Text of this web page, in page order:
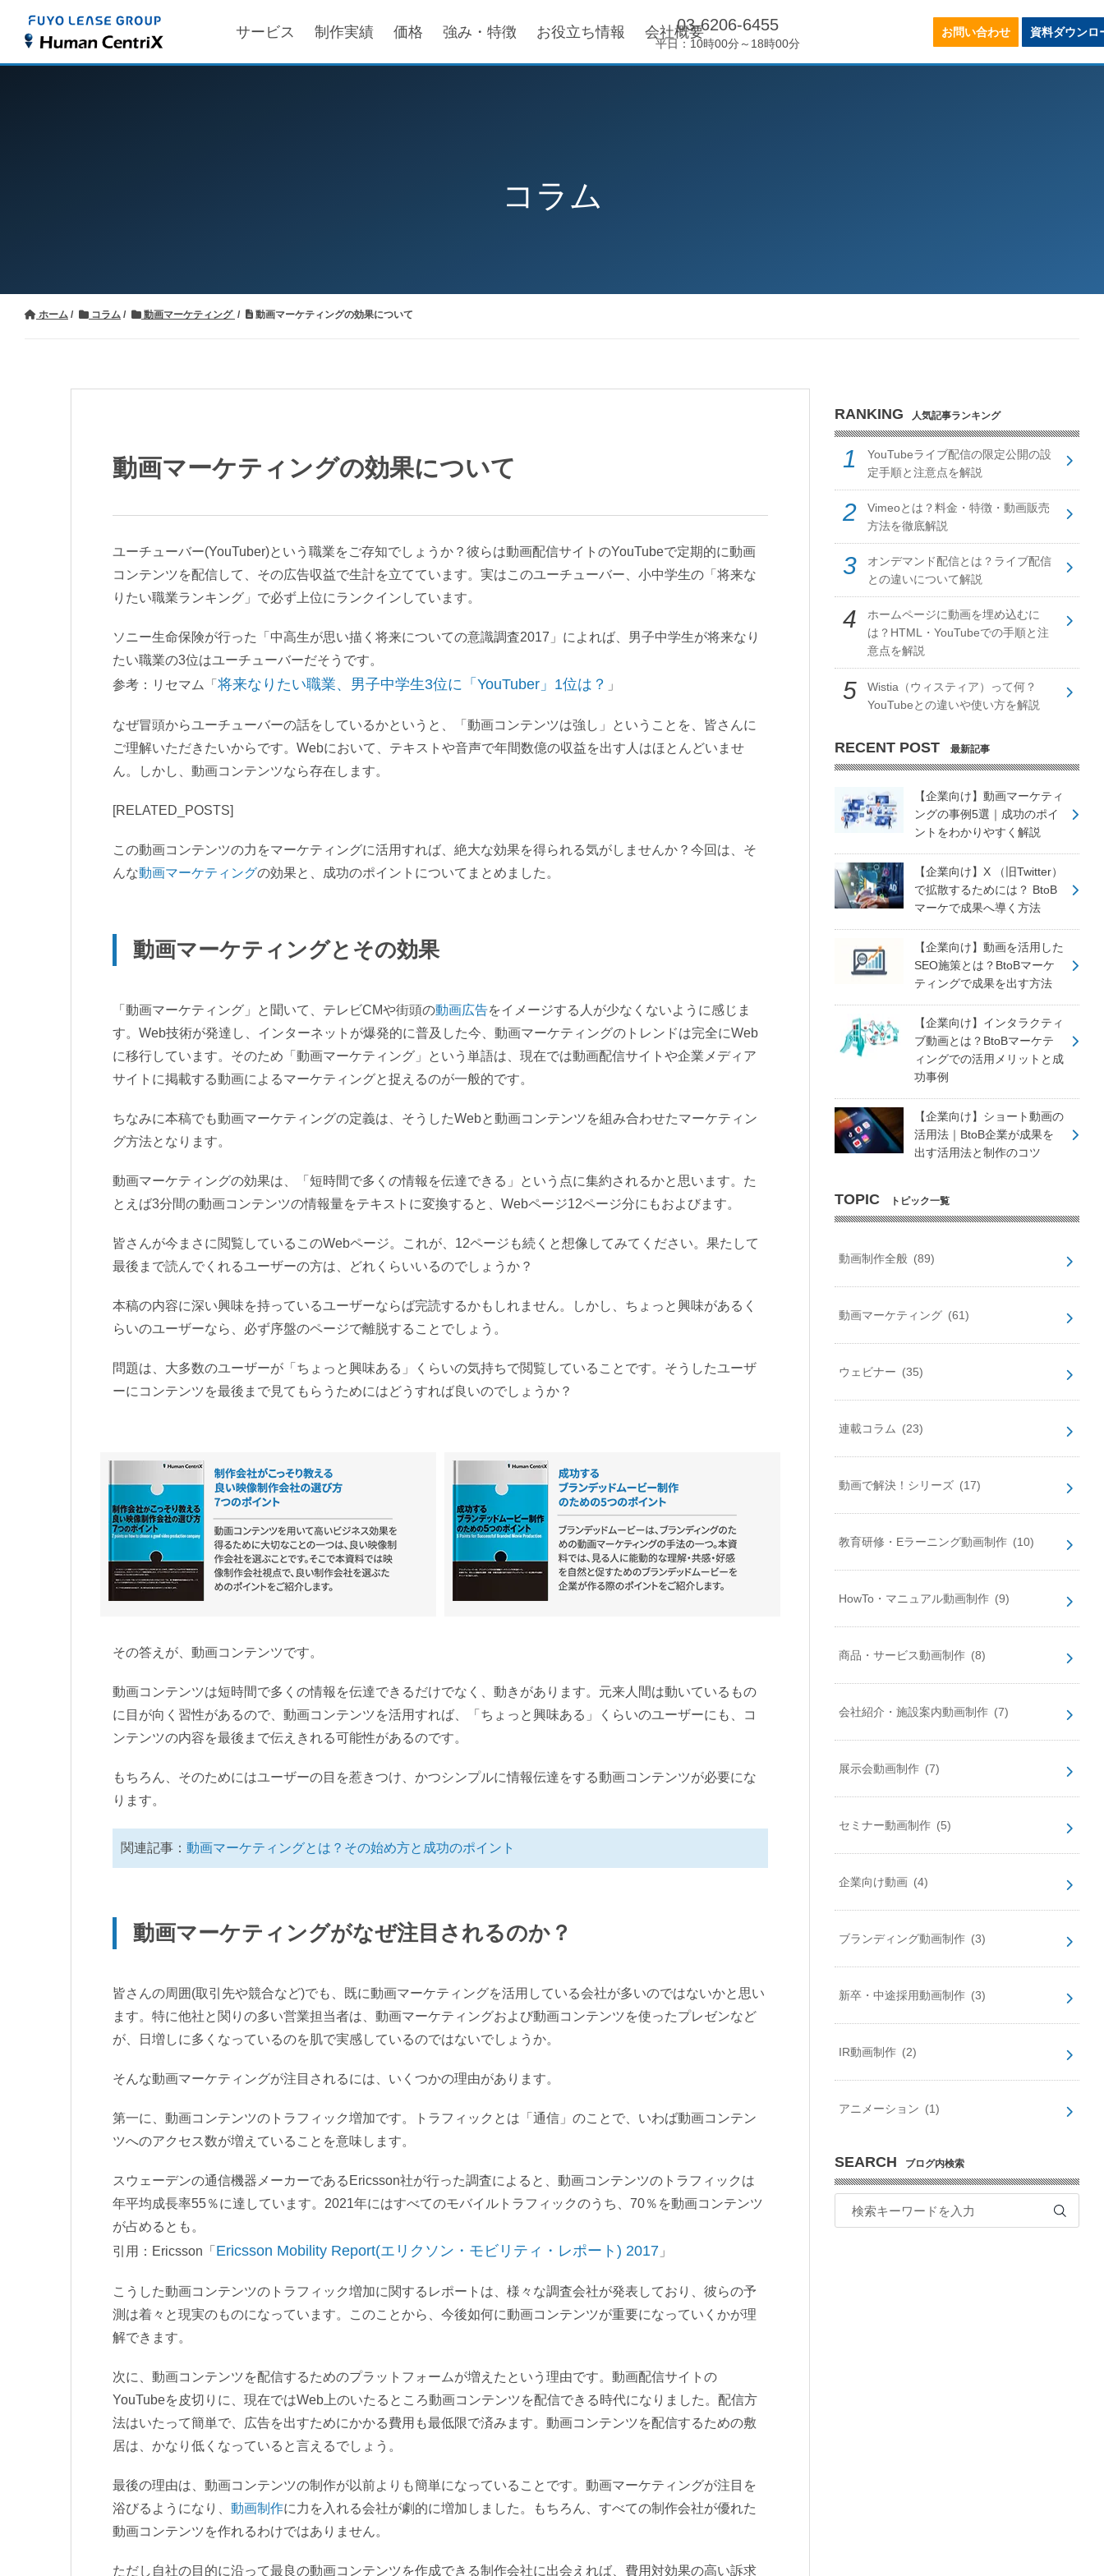
サービス 制作実績 価格 強み・特徴 お役立ち情報 会社概要03-6206-6455
平日：10時00分～18時00分
お問い合わせ 資料ダウンロ
コラム
ホーム コラム 動画マーケティング 動画マーケティングの効果について
動画マーケティングの効果について
ユーチューバー(YouTuber)という職業をご存知でしょうか？彼らは動画配信サイトのYouTubeで定期的に動画
コンテンツを配信して、その広告収益で生計を立てています。実はこのユーチューバー、小中学生の「将来な
りたい職業ランキング」で必ず上位にランクインしています。
ソニー生命保険が行った「中高生が思い描く将来についての意識調査2017」によれば、男子中学生が将来なり
たい職業の3位はユーチューバーだそうです。
参考：リセマム「 将来なりたい職業、男子中学生3位に「YouTuber」1位は？ 」
なぜ冒頭からユーチューバーの話をしているかというと、「動画コンテンツは強し」ということを、皆さんに
ご理解いただきたいからです。Webにおいて、テキストや音声で年間数億の収益を出す人はほとんどいませ
ん。しかし、動画コンテンツなら存在します。
[RELATED_POSTS]
この動画コンテンツの力をマーケティングに活用すれば、絶大な効果を得られる気がしませんか？今回は、そ
んな動画マーケティングの効果と、成功のポイントについてまとめました。
動画マーケティングとその効果
「動画マーケティング」と聞いて、テレビCMや街頭の動画広告をイメージする人が少なくないように感じま
す。Web技術が発達し、インターネットが爆発的に普及した今、動画マーケティングのトレンドは完全にWeb
に移行しています。そのため「動画マーケティング」という単語は、現在では動画配信サイトや企業メディア
サイトに掲載する動画によるマーケティングと捉えるのが一般的です。
ちなみに本稿でも動画マーケティングの定義は、そうしたWebと動画コンテンツを組み合わせたマーケティン
グ方法となります。
動画マーケティングの効果は、「短時間で多くの情報を伝達できる」という点に集約されるかと思います。た
とえば3分間の動画コンテンツの情報量をテキストに変換すると、Webページ12ページ分にもおよびます。
皆さんが今まさに閲覧しているこのWebページ。これが、12ページも続くと想像してみてください。果たして
最後まで読んでくれるユーザーの方は、どれくらいいるのでしょうか？
本稿の内容に深い興味を持っているユーザーならば完読するかもしれません。しかし、ちょっと興味があるく
らいのユーザーなら、必ず序盤のページで離脱することでしょう。
問題は、大多数のユーザーが「ちょっと興味ある」くらいの気持ちで閲覧していることです。そうしたユーザ
ーにコンテンツを最後まで見てもらうためにはどうすれば良いのでしょうか？
その答えが、動画コンテンツです。
動画コンテンツは短時間で多くの情報を伝達できるだけでなく、動きがあります。元来人間は動いているもの
に目が向く習性があるので、動画コンテンツを活用すれば、「ちょっと興味ある」くらいのユーザーにも、コ
ンテンツの内容を最後まで伝えきれる可能性があるのです。
もちろん、そのためにはユーザーの目を惹きつけ、かつシンプルに情報伝達をする動画コンテンツが必要にな
ります。
関連記事： 動画マーケティングとは？その始め方と成功のポイント
動画マーケティングがなぜ注目されるのか？
皆さんの周囲(取引先や競合など)でも、既に動画マーケティングを活用している会社が多いのではないかと思い
ます。特に他社と関りの多い営業担当者は、動画マーケティングおよび動画コンテンツを使ったプレゼンなど
が、日増しに多くなっているのを肌で実感しているのではないでしょうか。
そんな動画マーケティングが注目されるには、いくつかの理由があります。
第一に、動画コンテンツのトラフィック増加です。トラフィックとは「通信」のことで、いわば動画コンテン
ツへのアクセス数が増えていることを意味します。
スウェーデンの通信機器メーカーであるEricsson社が行った調査によると、動画コンテンツのトラフィックは
年平均成長率55％に達しています。2021年にはすべてのモバイルトラフィックのうち、70％を動画コンテンツ
が占めるとも。
引用：Ericsson「 Ericsson Mobility Report(エリクソン・モビリティ・レポート) 2017 」
こうした動画コンテンツのトラフィック増加に関するレポートは、様々な調査会社が発表しており、彼らの予
測は着々と現実のものになっています。このことから、今後如何に動画コンテンツが重要になっていくかが理
解できます。
次に、動画コンテンツを配信するためのプラットフォームが増えたという理由です。動画配信サイトの
YouTubeを皮切りに、現在ではWeb上のいたるところ動画コンテンツを配信できる時代になりました。配信方
法はいたって簡単で、広告を出すためにかかる費用も最低限で済みます。動画コンテンツを配信するための敷
居は、かなり低くなっていると言えるでしょう。
最後の理由は、動画コンテンツの制作が以前よりも簡単になっていることです。動画マーケティングが注目を
浴びるようになり、 動画制作に力を入れる会社が劇的に増加しました。もちろん、すべての制作会社が優れた
動画コンテンツを作れるわけではありません。
ただし自社の目的に沿って最良の動画コンテンツを作成できる制作会社に出会えれば、費用対効果の高い訴求
RANKING 人気記事ランキング
YouTubeライブ配信の限定公開の設
定手順と注意点を解説
Vimeoとは？料金・特徴・動画販売
方法を徹底解説
オンデマンド配信とは？ライブ配信
との違いについて解説
ホームページに動画を埋め込むに
は？HTML・YouTubeでの手順と注
意点を解説
Wistia（ウィスティア）って何？
YouTubeとの違いや使い方を解説
RECENT POST 最新記事
【企業向け】動画マーケティ
ングの事例5選｜成功のポイ
ントをわかりやすく解説
【企業向け】X （旧Twitter）
で拡散するためには？ BtoB
マーケで成果へ導く方法
【企業向け】動画を活用した
SEO施策とは？BtoBマーケ
ティングで成果を出す方法
【企業向け】インタラクティ
ブ動画とは？BtoBマーケテ
ィングでの活用メリットと成
功事例
【企業向け】ショート動画の
活用法｜BtoB企業が成果を
出す活用法と制作のコツ
TOPIC トピック一覧
動画制作全般 (89)
動画マーケティング (61)
ウェビナー (35)
連載コラム (23)
動画で解決！シリーズ (17)
教育研修・Eラーニング動画制作 (10)
HowTo・マニュアル動画制作 (9)
商品・サービス動画制作 (8)
会社紹介・施設案内動画制作 (7)
展示会動画制作 (7)
セミナー動画制作 (5)
企業向け動画 (4)
ブランディング動画制作 (3)
新卒・中途採用動画制作 (3)
IR動画制作 (2)
アニメーション (1)
SEARCH ブログ内検索